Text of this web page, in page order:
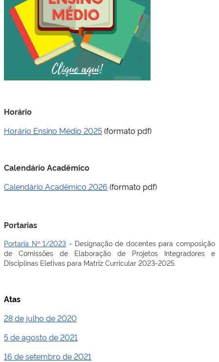
Horário
Horário Ensino Médio 2025(formato pdf)
Calendário Acadêmico
Calendário Acadêmico 2026 (formato pdf)
Portarias
Portaria Nº 1/2023 - Designação de docentes para composição
de Comissões de Elaboração de Projetos Integradores e
Disciplinas Eletivas para Matriz Curricular 2023-2025.
Atas
28 de julho de 2020
5 de agosto de 2021
16 de setembro de 2021